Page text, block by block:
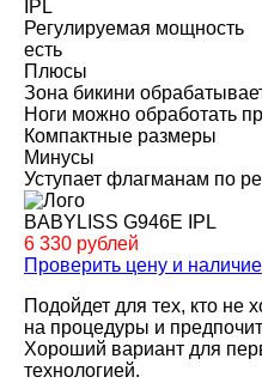
IPL
Регулируемая мощность
есть
Плюсы
Зона бикини
Ноги можно обработать
Компактные размеры
Минусы
Уступает флагманам по
BABYLISS G946E IPL
6 330 рублей
Проверить цену и наличие
Подойдет для тех, кто не
на процедуры и
Хороший вариант для
технологией.